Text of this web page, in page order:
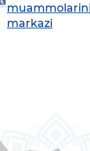
markazi